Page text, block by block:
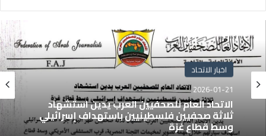
اخبار الاتحاد
2026-01-21
الاتحاد العام للصحفيين العرب يدين استشهاد
ثلاثة صحفيين فلسطينيين باستهداف إسرائيلي
وسط قطاع غزة